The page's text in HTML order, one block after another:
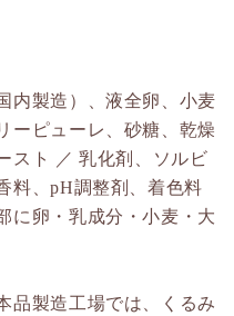
内製造）、液全卵、小麦
ーピューレ、砂糖、乾燥
スト ／ 乳化剤、ソルビ
料、pH調整剤、着色料
に卵・乳成分・小麦・大
製造工場では、くるみ